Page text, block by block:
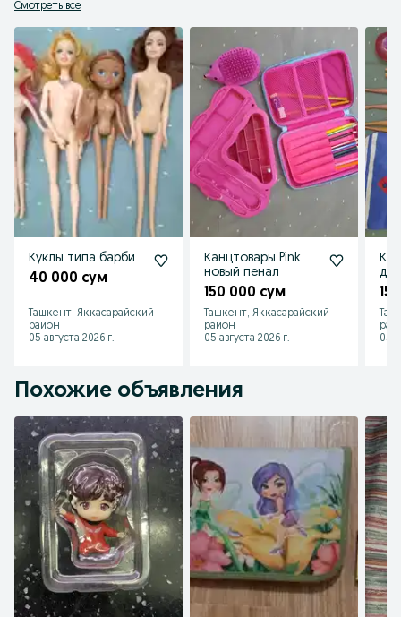
Смотреть все
Куклы типа барби
40 000 сум
Ташкент, Яккасарайский
район
05 августа 2026 г.
Канцтовары Pink
новый пенал
150 000 сум
Ташкент, Яккасарайский
район
05 августа 2026 г.
05
Похожие объявления